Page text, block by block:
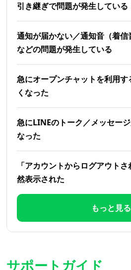
引き継ぎで問題が発生している
通知が届かない／通知音（着
などの問題が発生している
急にオープンチャットを利用
くなった
急にLINEのトーク／メッセー
なった
「アカウントからログアウト
然表示された
もっと見る
サポートガイド